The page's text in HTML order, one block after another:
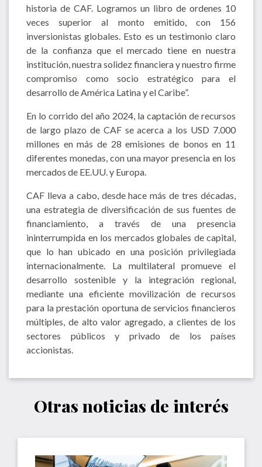
historia de CAF. Logramos un libro de ordenes 10
veces superior al monto emitido, con 156
inversionistas globales. Esto es un testimonio claro
de la confianza que el mercado tiene en nuestra
institución, nuestra solidez financiera y nuestro firme
compromiso como socio estratégico para el
desarrollo de América Latina y el Caribe”.
En lo corrido del año 2024, la captación de recursos
de largo plazo de CAF se acerca a los USD 7.000
millones en más de 28 emisiones de bonos en 11
diferentes monedas, con una mayor presencia en los
mercados de EE.UU. y Europa.
CAF lleva a cabo, desde hace más de tres décadas,
una estrategia de diversificación de sus fuentes de
financiamiento, a través de una presencia
ininterrumpida en los mercados globales de capital,
que lo han ubicado en una posición privilegiada
internacionalmente. La multilateral promueve el
desarrollo sostenible y la integración regional,
mediante una eficiente movilización de recursos
para la prestación oportuna de servicios financieros
múltiples, de alto valor agregado, a clientes de los
sectores públicos y privado de los países
accionistas.
Otras noticias de interés